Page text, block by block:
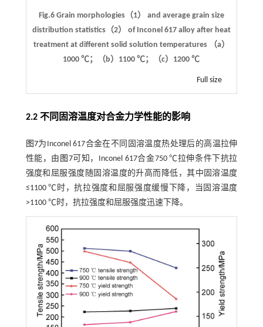
Fig.6 Grain morphologies（1） and average grain size
distribution statistics（2） of Inconel 617 alloy after heat
treatment at different solid solution temperatures （a）
1000 ℃；（b）1100 ℃；（c）1200 ℃
Full size
2.2 不同固溶温度对合金力学性能的影响
图7为Inconel 617合金在不同固溶温度热处理后的高温拉伸
性能，由 图7可知，Inconel 617合金750 ℃拉伸条件下抗拉
强度和屈服强度随固溶温度的升高而降低，其中固溶温度
≤1100 ℃时，抗拉强度和屈服强度缓慢下降，当固溶温度
>1100 ℃时，抗拉强度和屈服强度迅速下降。